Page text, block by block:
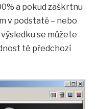
a pokud zaškrtnu
v podstatě – nebo
se můžete
té předchozí